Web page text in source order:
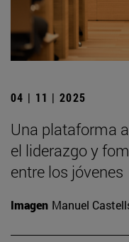
04 | 11 | 2025
Una plataforma
el liderazgo y
entre los jóvenes
Imagen Manuel